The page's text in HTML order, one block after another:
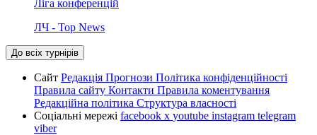
Ліга конференцій
ЛЧ - Top News
До всіх турнірів
Сайт Редакція Прогнози Політика конфіденційності
Правила сайту Контакти Правила коментування
Редакційна політика Структура власності
Соціальні мережі facebook x youtube instagram telegram
viber